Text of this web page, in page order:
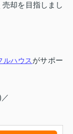
却を目指しまし
ルハウス がサポー